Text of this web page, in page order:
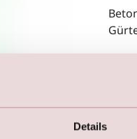
Details
Ein